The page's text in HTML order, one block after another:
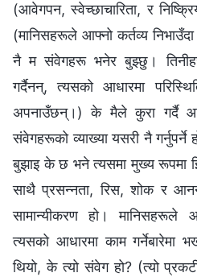
(आवेगपन, स्वेच्‍छाचारिता, र
(मानिसहरूले आफ्‍नो कर्तव्य
नै म संवेगहरू भनेर बुझ्छु।
गर्दैनन्, त्यसको आधारमा
अपनाउँछन्।) के मैले कुरा गर्दै
संवेगहरूको व्याख्या यसरी नै गर्नुपर्ने
बुझाइ के छ भने त्यसमा मुख्य रूपमा
साथै प्रसन्‍नता, रिस, शोक र
सामान्यीकरण हो।
त्यसको आधारमा काम गर्नेबारेमा
थियो, के त्यो संवेग हो? (त्यो